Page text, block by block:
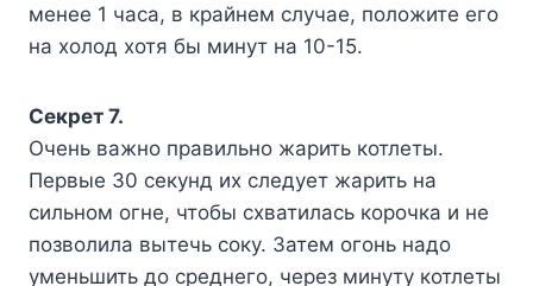
менее 1 часа, в крайнем случае, положите его
на холод хотя бы минут на 10-15.
Секрет 7.
Очень важно правильно жарить котлеты.
Первые 30 секунд их следует жарить на
сильном огне, чтобы схватилась корочка и не
позволила вытечь соку. Затем огонь надо
уменьшить до среднего, через минуту котлеты